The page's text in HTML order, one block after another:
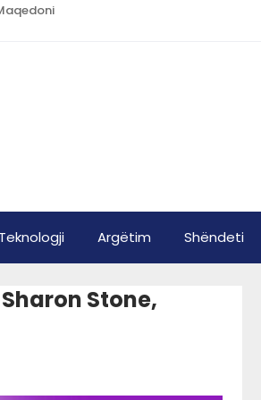
Teknologji Argëtim Shëndeti
Stone,